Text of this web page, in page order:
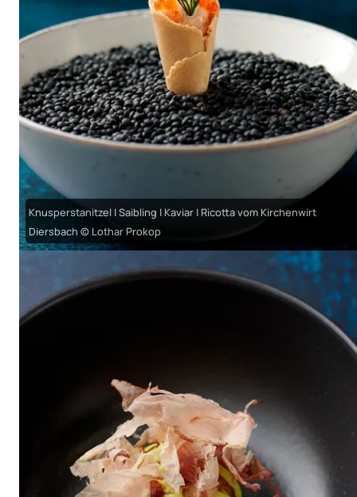
Knusperstanitzel | Saibling | Kaviar | Ricotta vom Kirchenwirt
Diersbach © Lothar Prokop